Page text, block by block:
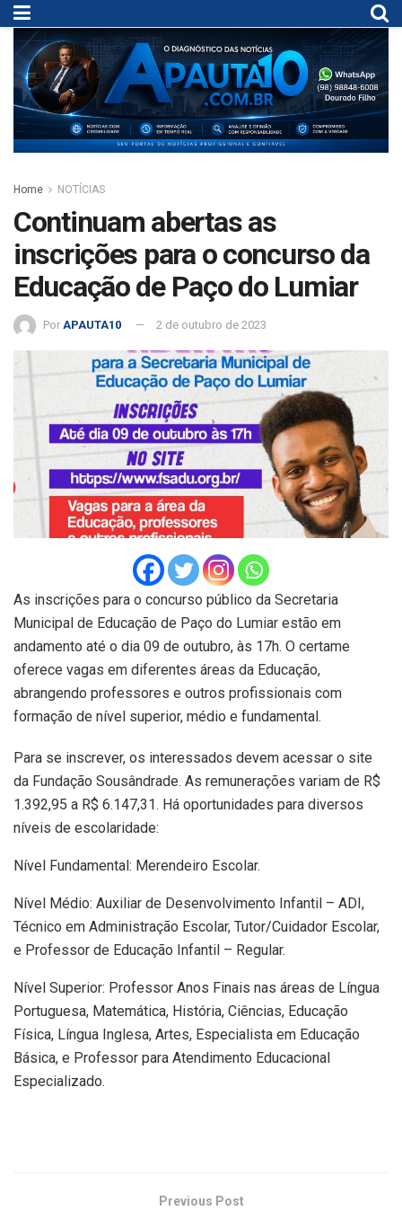
Home NOTÍCIAS
Continuam abertas as
inscrições para o concurso da
Educação de Paço do Lumiar
Por APAUTA10 2 de outubro de 2023
As inscrições para o concurso público da Secretaria
Municipal de Educação de Paço do Lumiar estão em
andamento até o dia 09 de outubro, às 17h. O certame
oferece vagas em diferentes áreas da Educação,
abrangendo professores e outros profissionais com
formação de nível superior, médio e fundamental.
Para se inscrever, os interessados devem acessar o site
da Fundação Sousândrade. As remunerações variam de R$
1.392,95 a R$ 6.147,31. Há oportunidades para diversos
níveis de escolaridade:
Nível Fundamental: Merendeiro Escolar.
Nível Médio: Auxiliar de Desenvolvimento Infantil – ADI,
Técnico em Administração Escolar, Tutor/Cuidador Escolar,
e Professor de Educação Infantil – Regular.
Nível Superior: Professor Anos Finais nas áreas de Língua
Portuguesa, Matemática, História, Ciências, Educação
Física, Língua Inglesa, Artes, Especialista em Educação
Básica, e Professor para Atendimento Educacional
Especializado.
Previous Post